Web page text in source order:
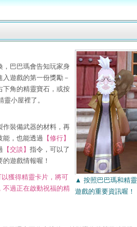
，巴巴瑪會告知玩家身
遊戲的第一份獎勵－
下角的精靈寶石，或按
小屋裡了。
作裝備武器的材料，再
能，也能透過 【修行】
【交談】 指令，可以了
遊戲情報喔！
獲得精靈卡片，將可
不過正在啟動祝福的精
▲ 按照巴巴瑪和精
遊戲的重要資訊喔！